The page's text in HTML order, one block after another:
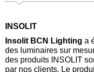
INSOLIT
Insolit BCN Lighting a
des luminaires sur
des produits INSOLIT
par nos clients. Le